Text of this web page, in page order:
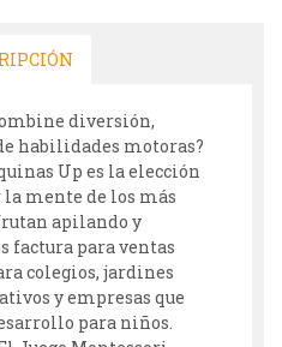
diversión,
habilidades motoras?
Up es la elección
mente de los más
apilando y
factura para ventas
colegios, jardines
y empresas que
para niños.